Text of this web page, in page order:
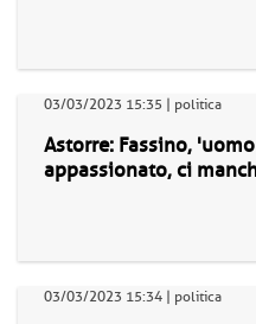
03/03/2023 15:35 | politica
Astorre: Fassino,
appassionato, ci
03/03/2023 15:34 | politica